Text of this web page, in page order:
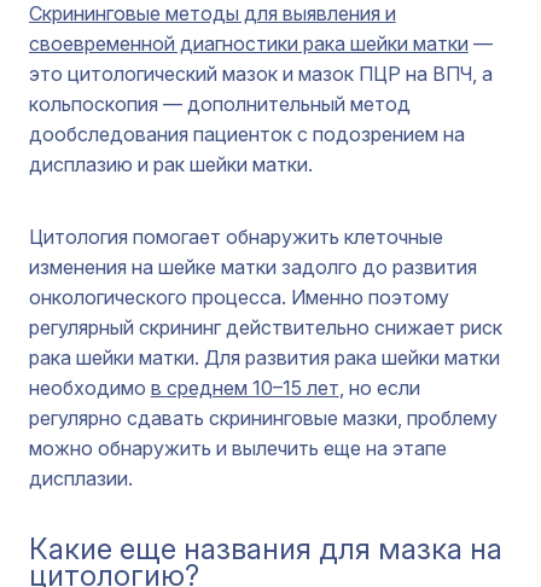
Скрининговые методы для выявления и
своевременной диагностики рака шейки матки —
это цитологический мазок и мазок ПЦР на ВПЧ, а
кольпоскопия — дополнительный метод
дообследования пациенток с подозрением на
дисплазию и рак шейки матки.
Цитология помогает обнаружить клеточные
изменения на шейке матки задолго до развития
онкологического процесса. Именно поэтому
регулярный скрининг действительно снижает риск
рака шейки матки. Для развития рака шейки матки
необходимо в среднем 10–15 лет, но если
регулярно сдавать скрининговые мазки, проблему
можно обнаружить и вылечить еще на этапе
дисплазии.
Какие еще названия для мазка на
цитологию?